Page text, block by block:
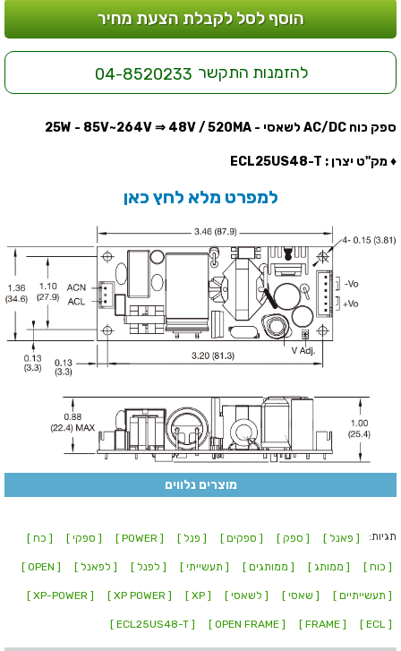
הוסף לסל לקבלת הצעת מחיר
להזמנות התקשר 04-8520233
ספק כוח AC/DC לשאסי - 25W - 85V~264V ⇒ 48V / 520MA
♦ מק''ט יצרן : ECL25US48-T
למפרט מלא לחץ כאן
מוצרים נלווים
תגיות: [ פאנל ] [ ספק ] [ ספקים ] [ פנל ] [ POWER ] [ ספקי ] [ כח ]
[ כוח ] [ ממותג ] [ ממותגים ] [ תעשייתי ] [ לפנל ] [ לפאנל ] [ OPEN ]
[ תעשייתיים ] [ שאסי ] [ לשאסי ] [ XP ]
[ XP POWER ]
[ XP-POWER ]
[ ECL ]
[ FRAME ]
[ OPEN FRAME ]
[ ECL25US48-T ]